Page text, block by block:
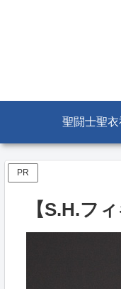
聖闘士聖
PR
【S.H.フ